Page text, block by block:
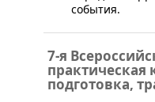
события.
7-я
подготовка,